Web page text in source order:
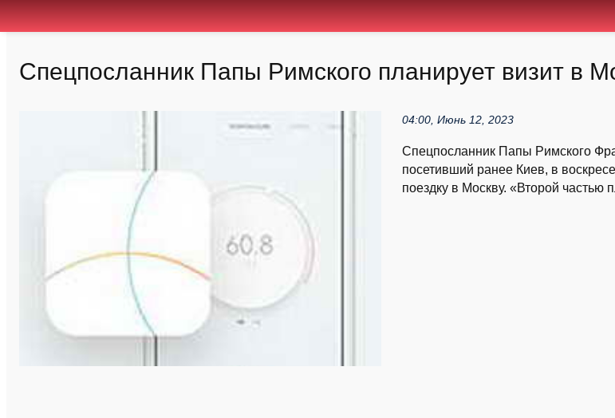
Спецпосланник Папы Римского планирует визит в
04:00, Июнь 12, 2023
Спецпосланник Папы Римского
посетивший ранее Киев, в
поездку в Москву. «Второй частью